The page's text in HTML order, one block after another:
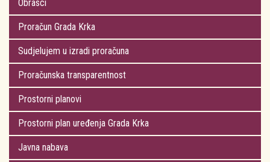
Obrasci
Proračun Grada Krka
Sudjelujem u izradi proračuna
Proračunska transparentnost
Prostorni planovi
Prostorni plan uređenja Grada Krka
Javna nabava